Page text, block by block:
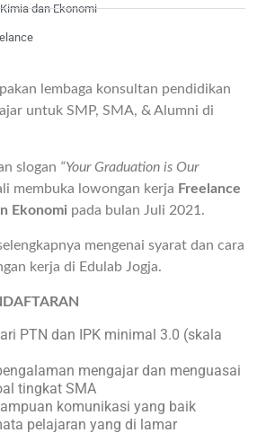
dan Ekonomi
lembaga konsultan pendidikan
untuk SMP, SMA, & Alumni di
slogan “Your Graduation is Our
membuka lowongan kerja Freelance
Ekonomi pada bulan Juli 2021.
mengenai syarat dan cara
kerja di Edulab Jogja.
PTN dan IPK minimal 3.0 (skala
mengajar dan menguasai
tingkat SMA
komunikasi yang baik
pelajaran yang di lamar